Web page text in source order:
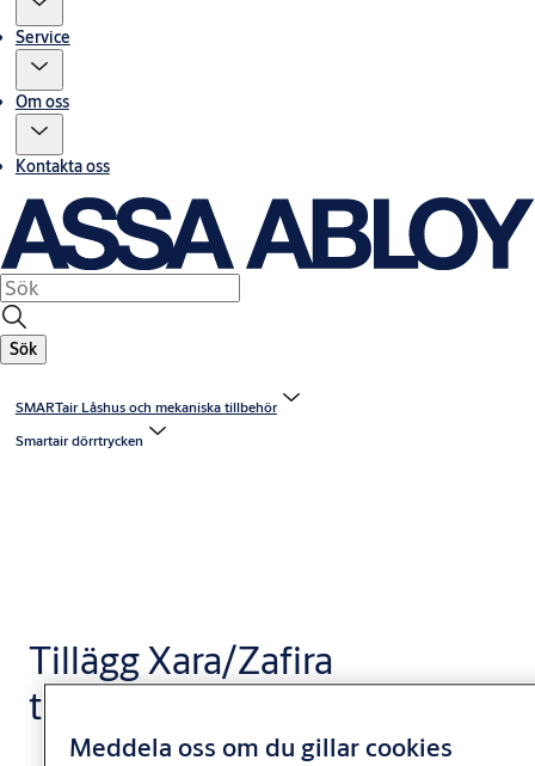
Service
Om oss
Kontakta oss
Sök
SMARTair Låshus och mekaniska tillbehör
Smartair dörrtrycken
Tillägg Xara/Zafira
trycke
Meddela oss om du gillar cookies